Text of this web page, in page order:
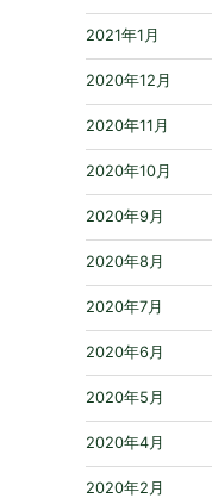
2021年1月
2020年12月
2020年11月
2020年10月
2020年9月
2020年8月
2020年7月
2020年6月
2020年5月
2020年4月
2020年2月